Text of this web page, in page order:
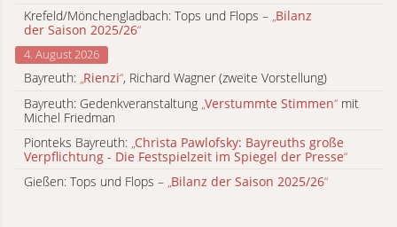
Krefeld/Mönchengladbach: Tops und Flops – „Bilanz
der Saison 2025/26“
4. August 2026
Bayreuth: „Rienzi“, Richard Wagner (zweite Vorstellung)
Bayreuth: Gedenkveranstaltung „Verstummte Stimmen“ mit
Michel Friedman
Pionteks Bayreuth: Christa Pawlofsky: Bayreuths große
Verpflichtung - Die Festspielzeit im Spiegel der Presse“
Gießen: Tops und Flops – „Bilanz der Saison 2025/26“